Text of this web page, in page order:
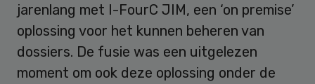
jarenlang met I-FourC JIM, een ‘on premise’
oplossing voor het kunnen beheren van
dossiers. De fusie was een uitgelezen
moment om ook deze oplossing onder de